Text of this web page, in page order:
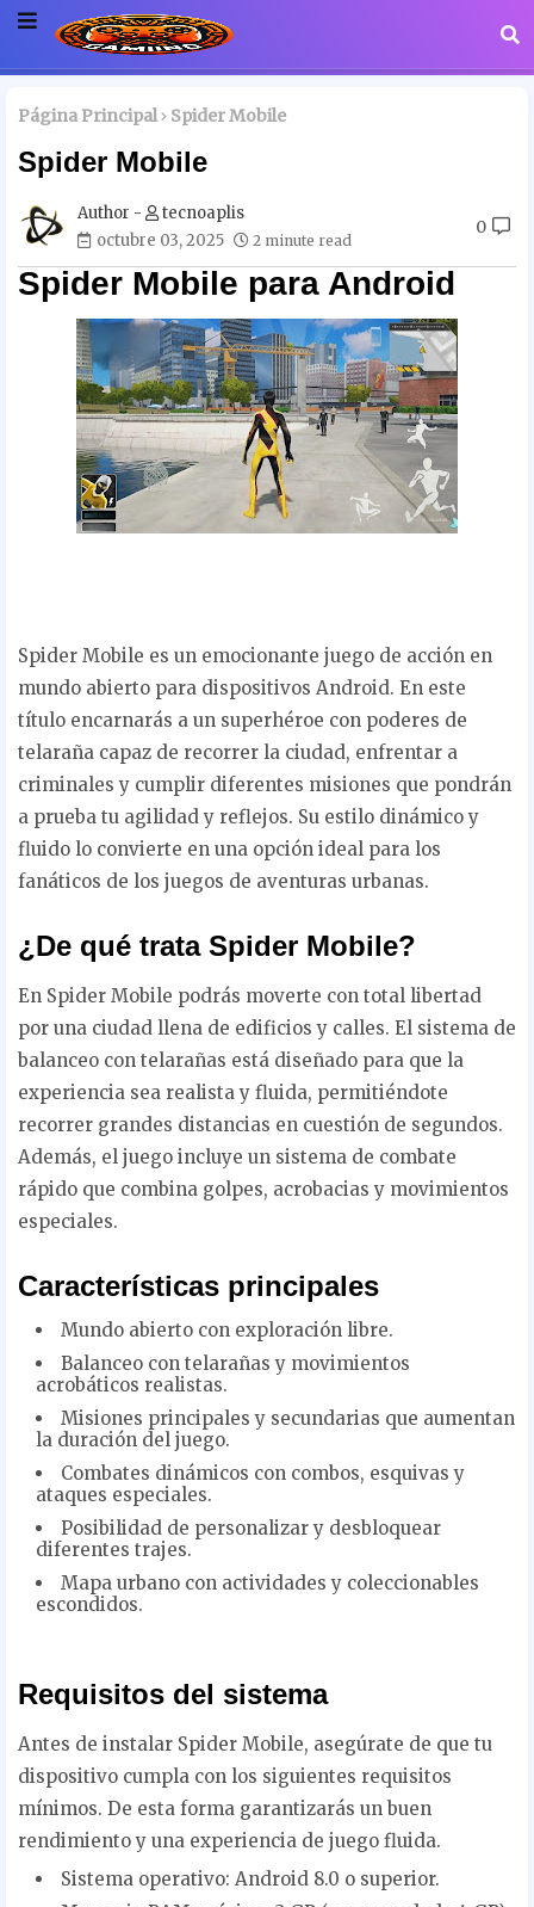
Página Principal Spider Mobile
Spider Mobile
tecnoaplis
octubre 03, 2025
2 minute read
0
Spider Mobile para Android
Spider Mobile es un emocionante juego de acción en
mundo abierto para dispositivos Android. En este
título encarnarás a un superhéroe con poderes de
telaraña capaz de recorrer la ciudad, enfrentar a
criminales y cumplir diferentes misiones que pondrán
a prueba tu agilidad y reflejos. Su estilo dinámico y
fluido lo convierte en una opción ideal para los
fanáticos de los juegos de aventuras urbanas.
¿De qué trata Spider Mobile?
En Spider Mobile podrás moverte con total libertad
por una ciudad llena de edificios y calles. El sistema de
balanceo con telarañas está diseñado para que la
experiencia sea realista y fluida, permitiéndote
recorrer grandes distancias en cuestión de segundos.
Además, el juego incluye un sistema de combate
rápido que combina golpes, acrobacias y movimientos
especiales.
Características principales
Mundo abierto con exploración libre.
Balanceo con telarañas y movimientos
acrobáticos realistas.
Misiones principales y secundarias que aumentan
la duración del juego.
Combates dinámicos con combos, esquivas y
ataques especiales.
Posibilidad de personalizar y desbloquear
diferentes trajes.
Mapa urbano con actividades y coleccionables
escondidos.
Requisitos del sistema
Antes de instalar Spider Mobile, asegúrate de que tu
dispositivo cumpla con los siguientes requisitos
mínimos. De esta forma garantizarás un buen
rendimiento y una experiencia de juego fluida.
Sistema operativo: Android 8.0 o superior.